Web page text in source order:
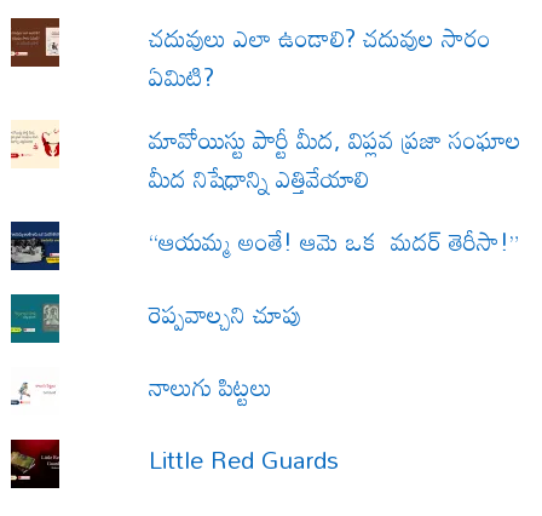
చదువులు ఎలా ఉండాలి? చదువుల సారం
ఏమిటి?
మావోయిస్టు పార్టీ మీద, విప్లవ ప్రజా సంఘాల
మీద నిషేధాన్ని ఎత్తివేయాలి
“ఆయమ్మ అంతే! ఆమె ఒక మదర్ తెరీసా!”
రెప్పవాల్చని చూపు
నాలుగు పిట్టలు
Little Red Guards